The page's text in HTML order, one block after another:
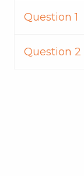
Question 1
Question 2